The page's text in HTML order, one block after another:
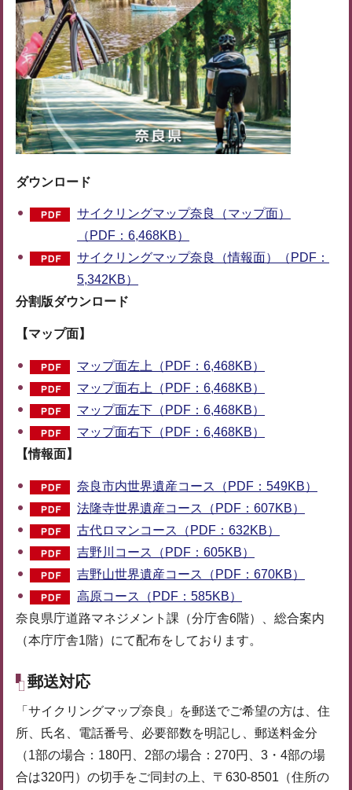
ダウンロード
サイクリングマップ奈良（マップ面）
（PDF：6,468KB）
サイクリングマップ奈良（情報面）（PDF：
5,342KB）
分割版ダウンロード
【マップ面】
マップ面左上（PDF：6,468KB）
マップ面右上（PDF：6,468KB）
マップ面左下（PDF：6,468KB）
マップ面右下（PDF：6,468KB）
【情報面】
奈良市内世界遺産コース（PDF：549KB）
法隆寺世界遺産コース（PDF：607KB）
古代ロマンコース（PDF：632KB）
吉野川コース（PDF：605KB）
吉野山世界遺産コース（PDF：670KB）
高原コース（PDF：585KB）
奈良県庁道路マネジメント課（分庁舎6階）、総合案内
（本庁庁舎1階）にて配布をしております。
郵送対応
「サイクリングマップ奈良」を郵送でご希望の方は、住
所、氏名、電話番号、必要部数を明記し、郵送料金分
（1部の場合：180円、2部の場合：270円、3・4部の場
合は320円）の切手をご同封の上、〒630-8501（住所の